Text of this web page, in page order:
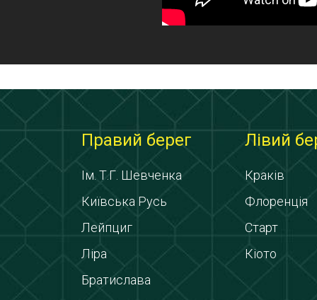
Правий берег
Ім. Т.Г. Шевченка
Київська Русь
Лейпциг
Ліра
Братислава
Лівий
Краків
Флоренція
Старт
Кіото